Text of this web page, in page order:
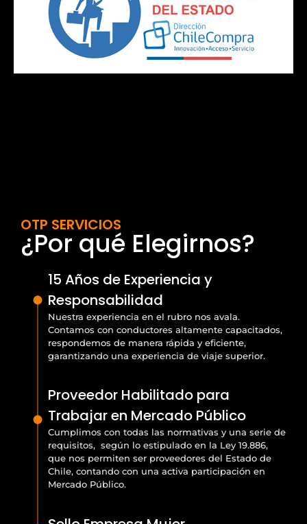
OTP SERVICIOS
¿Por qué Elegirnos?
15 Años de Experiencia y
Responsabilidad
Nuestra experiencia en el rubro nos avala.
Contamos con conductores altamente capacitados,
respondemos de manera rápida y eficiente,
garantizando una experiencia de viaje superior.
Proveedor Habilitado para
Trabajar en Mercado Público
Cumplimos con todas las normativas y una serie de
requisitos, según lo estipulado en la Ley 19.886,
que nos permiten ser proveedores del Estado de
Chile, contando con una activa participación en
Mercado Público.